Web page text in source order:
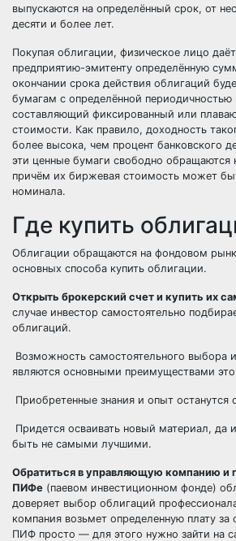
выпускаются на определённый срок, от
десяти и более лет.
Покупая облигации, физическое лицо
предприятию-эмитенту определённую
окончании срока действия облигаций
бумагам с определённой периодичностью
составляющий фиксированный или
стоимости. Как правило, доходность
более высока, чем процент банковского
эти ценные бумаги свободно обращаются
причём их биржевая стоимость может
номинала.
Где купить
Облигации обращаются на фондовом
основных способа купить облигации.
Открыть брокерский счет и купить их
случае инвестор самостоятельно
облигаций.
Возможность самостоятельного выбора
являются основными преимуществами
Приобретенные знания и опыт останутся
Придется осваивать новый материал, да
быть не самыми лучшими.
Обратиться в управляющую компанию и
ПИФе (паевом инвестиционном фонде)
доверяет выбор облигаций
компания возьмет определенную плату за
ПИФ просто — для этого нужно зайти на